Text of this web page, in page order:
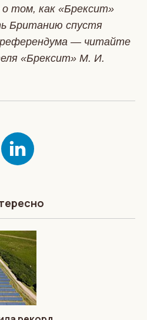
том, как «Брексит»
Британию спустя
— читайте
«Брексит» М. И.